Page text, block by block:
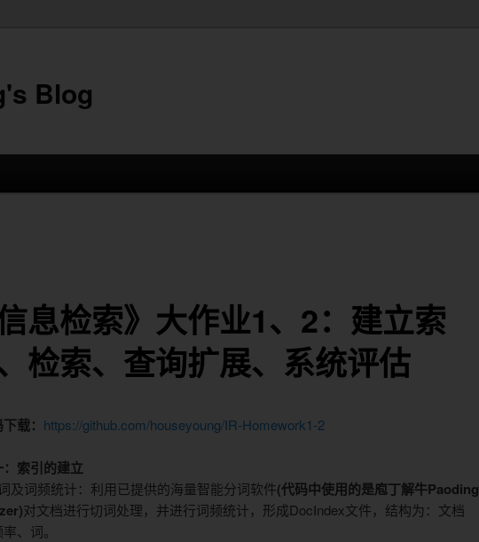
Blog
信息检索》大作业1、2：建立索
检索、查询扩展、系统评估
载： https://github.com/houseyoung/IR-Homework1-2
索引的建立
及词频统计：利用已提供的海量智能分词软件(代码中使用的是庖丁解牛Paoding
对文档进行切词处理，并进行词频统计，形成DocIndex文件，结构为：文档
、词。